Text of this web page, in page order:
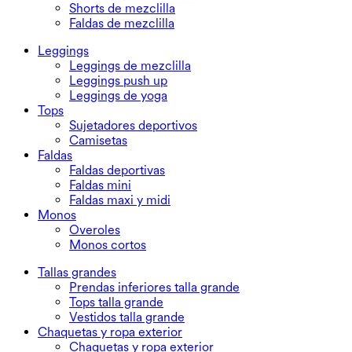
Shorts de mezclilla
Faldas de mezclilla
Leggings
Leggings de mezclilla
Leggings push up
Leggings de yoga
Tops
Sujetadores deportivos
Camisetas
Faldas
Faldas deportivas
Faldas mini
Faldas maxi y midi
Monos
Overoles
Monos cortos
Tallas grandes
Prendas inferiores talla grande
Tops talla grande
Vestidos talla grande
Chaquetas y ropa exterior
Chaquetas y ropa exterior